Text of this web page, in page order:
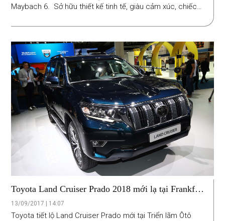
Maybach 6. Sở hữu thiết kế tinh tế, giàu cảm xúc, chiếc
để phô diễn “hướng đi” trong tương lai của hãng xe Đức
Toyota Land Cruiser Prado 2018 mới lạ tại Frankfurt
Motor Show
13/09/2017 | 14:07
Toyota tiết lộ Land Cruiser Prado mới tại Triển lãm Ôtô